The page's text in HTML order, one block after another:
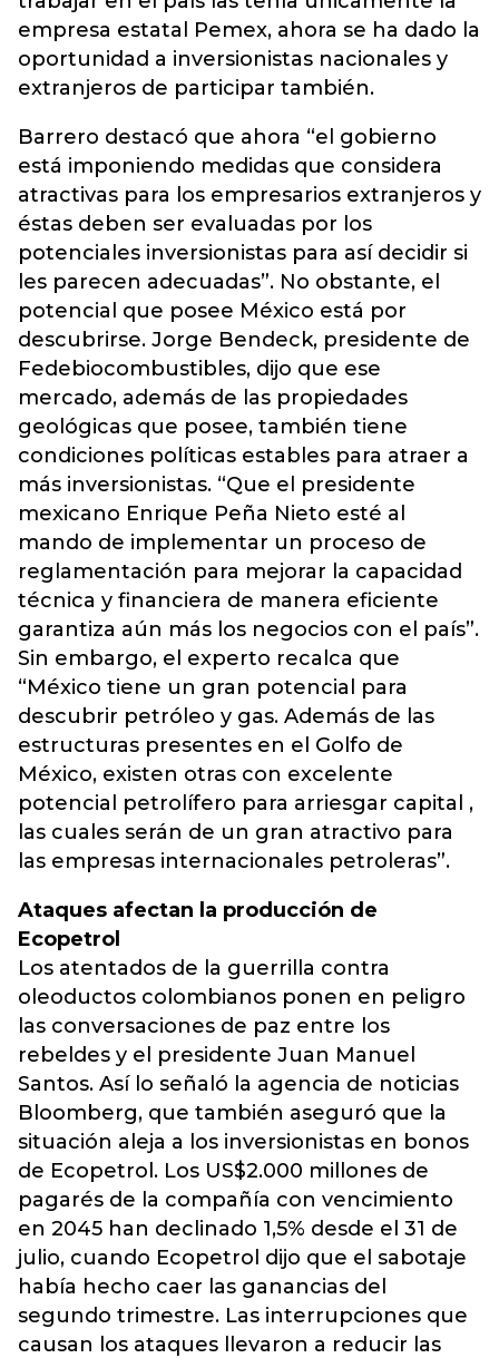
empresa estatal Pemex, ahora se ha dado la
oportunidad a inversionistas nacionales y
extranjeros de participar también.
Barrero destacó que ahora “el gobierno
está imponiendo medidas que considera
atractivas para los empresarios extranjeros y
éstas deben ser evaluadas por los
potenciales inversionistas para así decidir si
les parecen adecuadas”. No obstante, el
potencial que posee México está por
descubrirse. Jorge Bendeck, presidente de
Fedebiocombustibles, dijo que ese
mercado, además de las propiedades
geológicas que posee, también tiene
condiciones políticas estables para atraer a
más inversionistas. “Que el presidente
mexicano Enrique Peña Nieto esté al
mando de implementar un proceso de
reglamentación para mejorar la capacidad
técnica y financiera de manera eficiente
garantiza aún más los negocios con el país”.
Sin embargo, el experto recalca que
“México tiene un gran potencial para
descubrir petróleo y gas. Además de las
estructuras presentes en el Golfo de
México, existen otras con excelente
potencial petrolífero para arriesgar capital ,
las cuales serán de un gran atractivo para
las empresas internacionales petroleras”.
Ataques afectan la producción de
Ecopetrol
Los atentados de la guerrilla contra
oleoductos colombianos ponen en peligro
las conversaciones de paz entre los
rebeldes y el presidente Juan Manuel
Santos. Así lo señaló la agencia de noticias
Bloomberg, que también aseguró que la
situación aleja a los inversionistas en bonos
de Ecopetrol. Los US$2.000 millones de
pagarés de la compañía con vencimiento
en 2045 han declinado 1,5% desde el 31 de
julio, cuando Ecopetrol dijo que el sabotaje
había hecho caer las ganancias del
segundo trimestre. Las interrupciones que
causan los ataques llevaron a reducir las